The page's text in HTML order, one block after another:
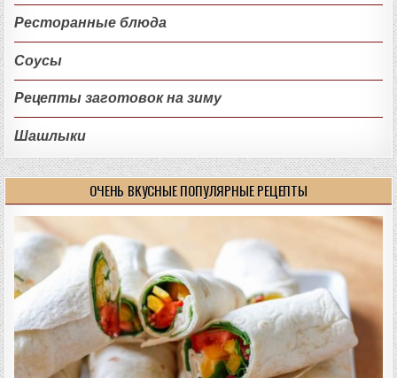
Ресторанные блюда
Соусы
Рецепты заготовок на зиму
Шашлыки
ОЧЕНЬ ВКУСНЫЕ ПОПУЛЯРНЫЕ РЕЦЕПТЫ